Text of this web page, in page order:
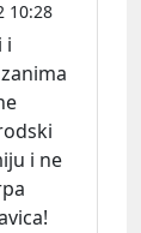
10:28
i
i ne